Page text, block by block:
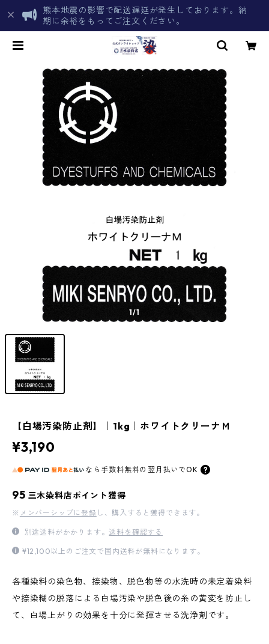
熊本地震の影響で配送遅延が発生しております。納
期に余裕をもってご注文ください。
1/1
【白場汚染防止剤】｜1kg｜ホワイトクリーナＭ
¥3,190
なら 手数料無料の 翌月払いでOK
95 三木染料店ポイント獲得
※ メンバーシップに登録 し、購入すると獲得できます。
別途送料がかかります。送料を確認する
¥12,100以上のご注文で国内送料が無料になります。
各種染料の染色物、捺染物、脱色物等の水洗時の未定着染料
や捺染糊の脱落による白場汚染や脱色後の糸の黄変を防止し
て、白場上がりの効果を十分に発揮させる洗浄剤です。